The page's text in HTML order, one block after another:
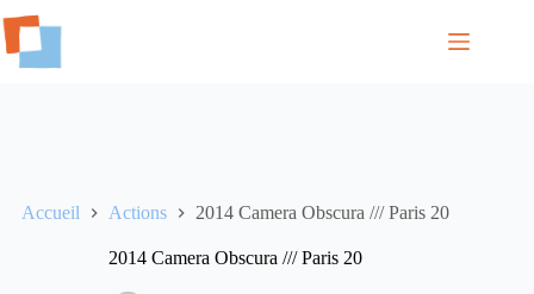
au
contenu
Accueil Actions 2014 Camera Obscura /// Paris 20
2014 Camera Obscura /// Paris 20